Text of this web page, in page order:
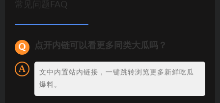
常见问题FAQ
点开内链可以看更多同类大瓜吗？
文中内置站内链接，一键跳转浏览更多新鲜吃瓜
爆料。